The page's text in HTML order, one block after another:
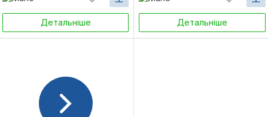
Детальніше Детальніше